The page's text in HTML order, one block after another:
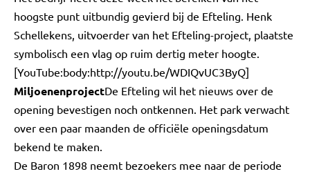
hoogste punt uitbundig gevierd bij de Efteling. Henk
Schellekens, uitvoerder van het Efteling-project, plaatste
symbolisch een vlag op ruim dertig meter hoogte.
[YouTube:body:http://youtu.be/WDIQvUC3ByQ]
MiljoenenprojectDe Efteling wil het nieuws over de
opening bevestigen noch ontkennen. Het park verwacht
over een paar maanden de officiële openingsdatum
bekend te maken.
De Baron 1898 neemt bezoekers mee naar de periode